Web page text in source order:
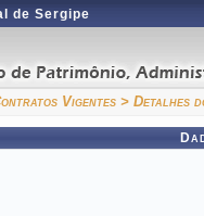
de Sergipe
Vigentes > Detalhes